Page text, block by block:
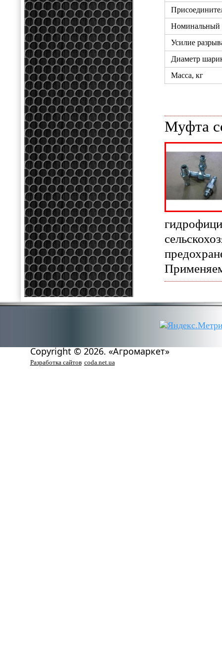
Номинальный
Усилие
Диаметр
Масса, кг
Муфта
Copyright © 2026. «Агромаркет»
Разработка сайтов coda.net.ua